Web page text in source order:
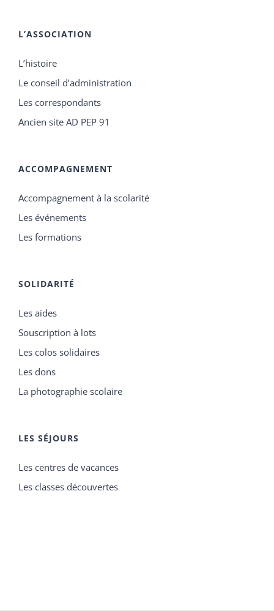
L’ASSOCIATION
L’histoire
Le conseil d’administration
Les correspondants
Ancien site AD PEP 91
ACCOMPAGNEMENT
Accompagnement à la scolarité
Les événements
Les formations
SOLIDARITÉ
Les aides
Souscription à lots
Les colos solidaires
Les dons
La photographie scolaire
LES SÉJOURS
Les centres de vacances
Les classes découvertes